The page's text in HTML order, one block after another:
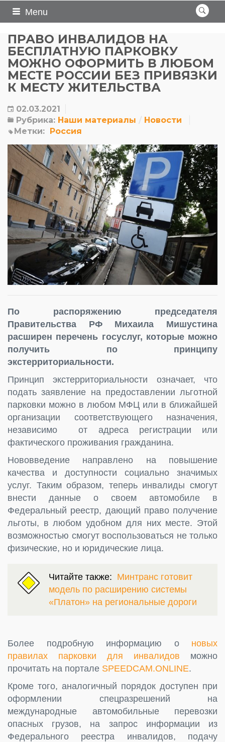
Menu
ПРАВО ИНВАЛИДОВ НА
БЕСПЛАТНУЮ ПАРКОВКУ
МОЖНО ОФОРМИТЬ В ЛЮБОМ
МЕСТЕ РОССИИ БЕЗ ПРИВЯЗКИ
К МЕСТУ ЖИТЕЛЬСТВА
02.03.2021
Рубрика: Наши материалы
Новости
Метки: Россия
По распоряжению председателя
Правительства РФ Михаила Мишустина
расширен перечень госуслуг, которые можно
получить по принципу
экстерриториальности.
Принцип экстерриториальности означает, что
подать заявление на предоставлении льготной
парковки можно в любом МФЦ или в ближайшей
организации соответствующего назначения,
независимо от адреса регистрации или
фактического проживания гражданина.
Нововведение направлено на повышение
качества и доступности социально значимых
услуг. Таким образом, теперь инвалиды смогут
внести данные о своем автомобиле в
Федеральный реестр, дающий право получение
льготы, в любом удобном для них месте. Этой
возможностью смогут воспользоваться не только
физические, но и юридические лица.
Читайте также: Минтранс готовит
модель по расширению системы
«Платон» на региональные дороги
Более подробную информацию о новых
правилах парковки для инвалидов можно
прочитать на портале SPEEDCAM.ONLINE.
Кроме того, аналогичный порядок доступен при
оформлении спецразрешений на
международные автомобильные перевозки
опасных грузов, на запрос информации из
Федерального реестра инвалидов, подачу